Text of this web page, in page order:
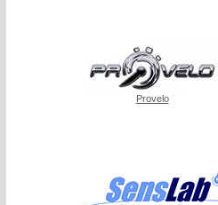
Provelo